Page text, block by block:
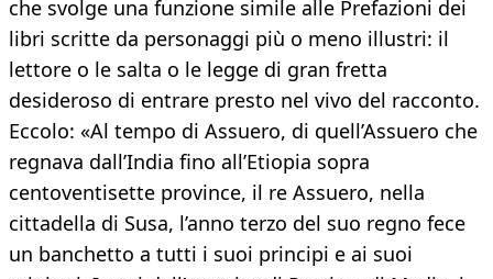
che svolge una funzione simile alle Prefazioni dei
libri scritte da personaggi più o meno illustri: il
lettore o le salta o le legge di gran fretta
desideroso di entrare presto nel vivo del racconto.
Eccolo: «Al tempo di Assuero, di quell’Assuero che
regnava dall’India fino all’Etiopia sopra
centoventisette province, il re Assuero, nella
cittadella di Susa, l’anno terzo del suo regno fece
un banchetto a tutti i suoi principi e ai suoi